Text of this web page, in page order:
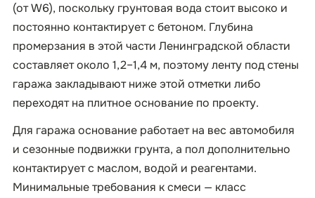
(от W6), поскольку грунтовая вода стоит высоко и
постоянно контактирует с бетоном. Глубина
промерзания в этой части Ленинградской области
составляет около 1,2–1,4 м, поэтому ленту под стены
гаража закладывают ниже этой отметки либо
переходят на плитное основание по проекту.
Для гаража основание работает на вес автомобиля
и сезонные подвижки грунта, а пол дополнительно
контактирует с маслом, водой и реагентами.
Минимальные требования к смеси — класс